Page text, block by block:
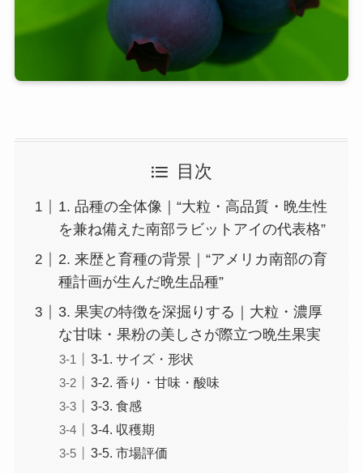
目次
1. 品種の全体像｜“大粒・高品質・晩生性
を兼ね備えた南部ラビットアイの代表格”
2. 来歴と育種の背景｜“アメリカ南部の育
種計画が生んだ晩生品種”
3. 果実の特徴を深掘りする｜大粒・濃厚
な甘味・果粉の美しさが際立つ晩生果実
3-1. サイズ・形状
3-2. 香り・甘味・酸味
3-3. 食感
3-4. 収穫期
3-5. 市場評価